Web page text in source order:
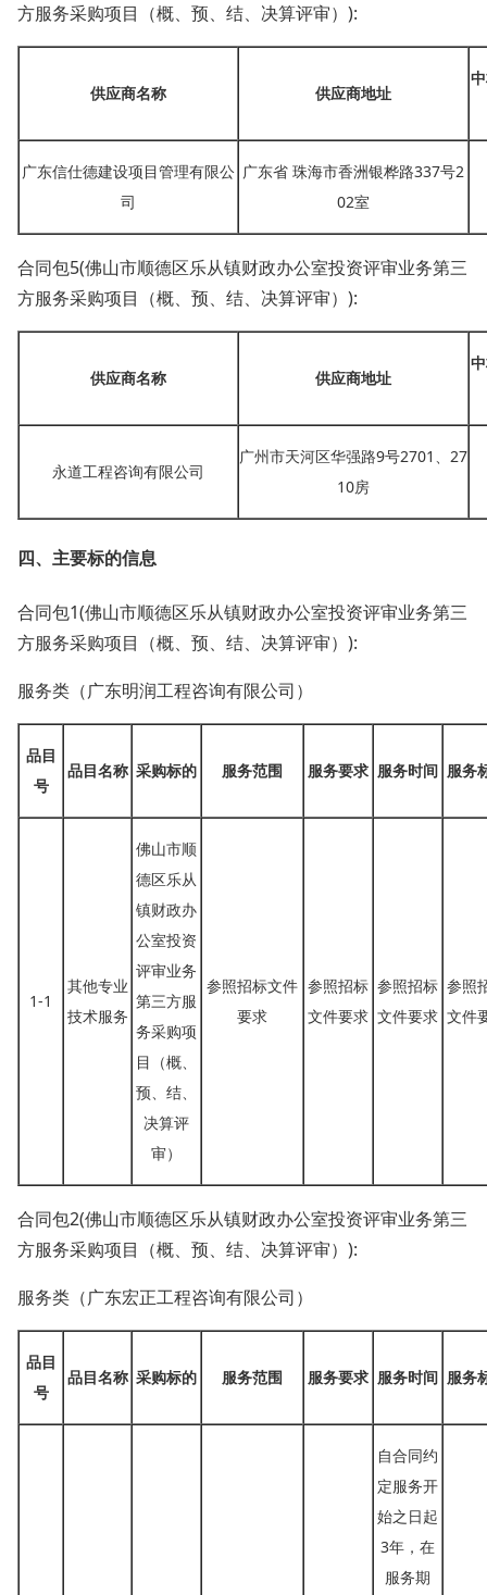
方服务采购项目（概、预、结、决算评审）):
供应商名称 供应商地址
广东信仕德建设项目管理有限公
司
广东省 珠海市香洲银桦路337号2
02室
合同包5(佛山市顺德区乐从镇财政办公室投资评审业务第三
方服务采购项目（概、预、结、决算评审）):
供应商名称 供应商地址
永道工程咨询有限公司
广州市天河区华强路9号2701、27
10房
四、主要标的信息
合同包1(佛山市顺德区乐从镇财政办公室投资评审业务第三
方服务采购项目（概、预、结、决算评审）):
服务类（广东明润工程咨询有限公司）
品目
号
品目名称 采购标的 服务范围 服务要求 服务时间 服务
1-1
其他专业
技术服务
佛山市顺
德区乐从
镇财政办
公室投资
评审业务
第三方服
务采购项
目（概、
预、结、
决算评
审）
参照招标文件
要求
参照招标
文件要求
参照招标
文件要求
参照
文件
合同包2(佛山市顺德区乐从镇财政办公室投资评审业务第三
方服务采购项目（概、预、结、决算评审）):
服务类（广东宏正工程咨询有限公司）
品目
号
品目名称 采购标的 服务范围 服务要求 服务时间 服务
自合同约
定服务开
始之日起
3年，在
服务期